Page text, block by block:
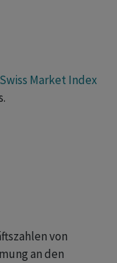
Swiss Market Index
von
an den